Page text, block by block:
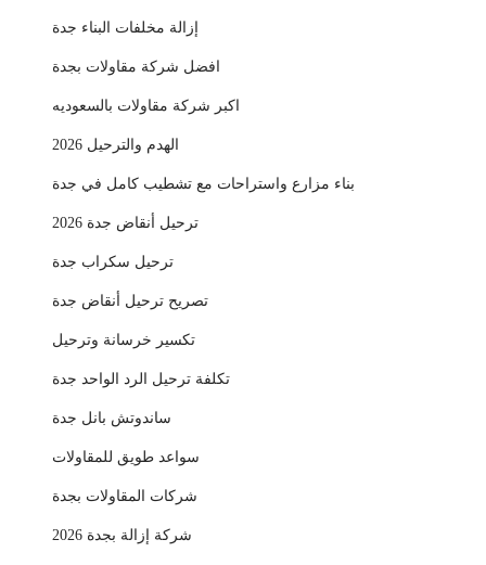
إزالة مخلفات البناء جدة
افضل شركة مقاولات بجدة
اكبر شركة مقاولات بالسعوديه
الهدم والترحيل 2026
بناء مزارع واستراحات مع تشطيب كامل في جدة
ترحيل أنقاض جدة 2026
ترحيل سكراب جدة
تصريح ترحيل أنقاض جدة
تكسير خرسانة وترحيل
تكلفة ترحيل الرد الواحد جدة
ساندوتش بانل جدة
سواعد طويق للمقاولات
شركات المقاولات بجدة
شركة إزالة بجدة 2026